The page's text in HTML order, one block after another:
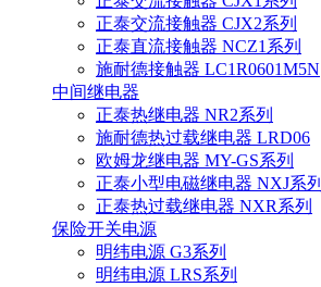
正泰交流接触器 CJX2系列
正泰直流接触器 NCZ1系列
施耐德接触器 LC1R0601M5N
中间继电器
正泰热继电器 NR2系列
施耐德热过载继电器 LRD06
欧姆龙继电器 MY-GS系列
正泰小型电磁继电器 NXJ系列
正泰热过载继电器 NXR系列
保险开关电源
明纬电源 G3系列
明纬电源 LRS系列